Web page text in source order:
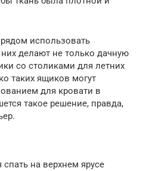
использовать
делают не только дачную
со столиками для летних
таких ящиков могут
для кровати в
такое решение, правда,
на верхнем ярусе